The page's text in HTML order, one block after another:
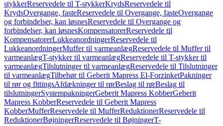
stykkerReservedele til T-stykkerKrydsReservedele til
KrydsOvergange, fasteReservedele til Overgange, fasteOvergange
og forbindelser, kan løsnesReservedele til Overgange og
forbindelser, kan løsnesKompensatorerReservedele til
KompensatorerLukkeanordningerReservedele til
LukkeanordningerMuffer til varmeanlægReservedele til Muffer til
varmeanlægT-stykker til varmeanlægReservedele til T-stykker til
varmeanlægTilslutninger til varmeanlægReservedele til Tilslutninger
til varmeanlægTilbehør til Geberit Mapress El-ForzinketPakninger
til rør og fittingsAfdækninger til rørBeslag til rørBeslag til
tilslutningerSystempakningerGeberit Mapress KobberGeberit
Mapress KobberReservedele til Geberit Mapress
KobberMufferReservedele til MufferReduktionerReservedele til
ReduktionerBøjningerReservedele til BøjningerT-